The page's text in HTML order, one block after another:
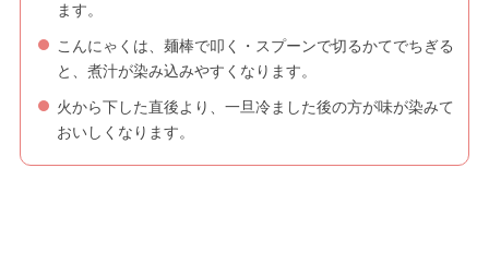
ます。
こんにゃくは、麺棒で叩く・スプーンで切るかてでちぎる
と、煮汁が染み込みやすくなります。
火から下した直後より、一旦冷ました後の方が味が染みて
おいしくなります。